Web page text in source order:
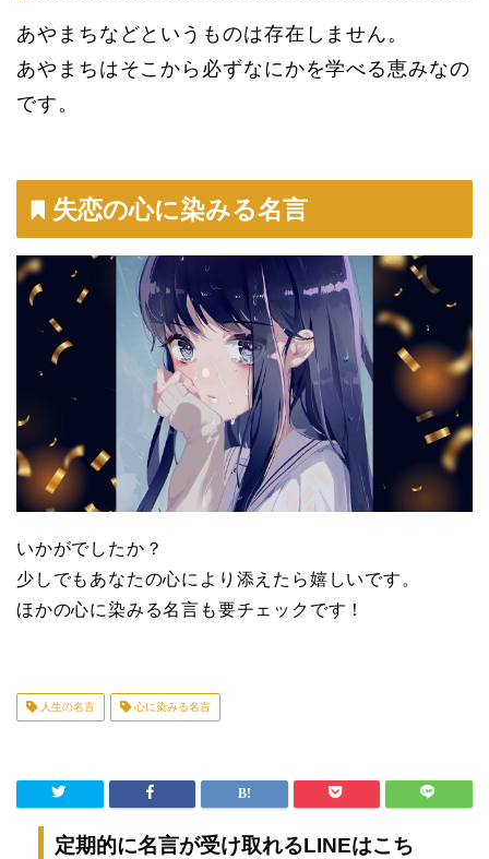
あやまちなどというものは存在しません。
あやまちはそこから必ずなにかを学べる恵みなの
です。
失恋の心に染みる名言
いかがでしたか？
少しでもあなたの心により添えたら嬉しいです。
ほかの心に染みる名言も要チェックです！
人生の名言 心に染みる名言
定期的に名言が受け取れるLINEはこち